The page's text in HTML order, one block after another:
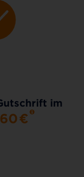
im
60€